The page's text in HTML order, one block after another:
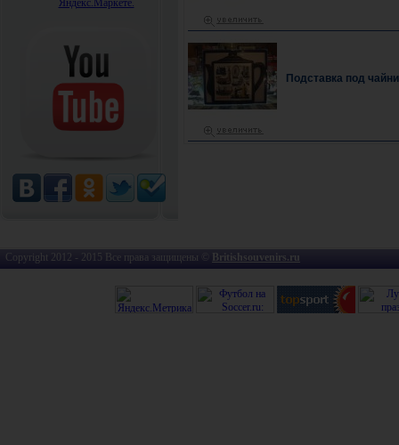
Подставка под
Copyright 2012 - 2015 Все права защищены © Britishsouvenirs.ru